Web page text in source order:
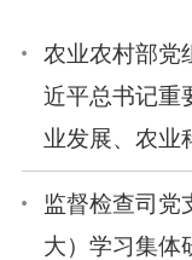
农业农村部党
近平总书记重
业发展、农业
监督检查司党
大）学习集体